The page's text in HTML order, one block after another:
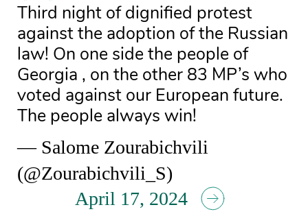
Third night of dignified protest
against the adoption of the Russian
law! On one side the people of
Georgia , on the other 83 MP’s who
voted against our European future.
The people always win!
— Salome Zourabichvili
(@Zourabichvili_S)
April 17, 2024